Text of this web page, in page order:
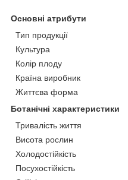
Основні атрибути
Тип продукції
Культура
Колір плоду
Країна виробник
Життєва форма
Ботанічні характеристики
Тривалість життя
Висота рослин
Холодостійкість
Посухостійкість